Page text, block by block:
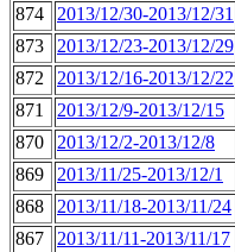
874 2013/12/30-2013/12/31
873
2013/12/23-2013/12/29
872
2013/12/16-2013/12/22
871
2013/12/9-2013/12/15
870
2013/12/2-2013/12/8
869
2013/11/25-2013/12/1
868
2013/11/18-2013/11/24
867
2013/11/11-2013/11/17